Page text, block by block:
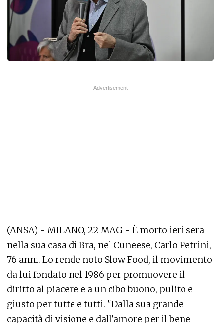
(ANSA) - MILANO, 22 MAG - È morto ieri sera
nella sua casa di Bra, nel Cuneese, Carlo Petrini,
76 anni. Lo rende noto Slow Food, il movimento
da lui fondato nel 1986 per promuovere il
diritto al piacere e a un cibo buono, pulito e
giusto per tutte e tutti. "Dalla sua grande
capacità di visione e dall'amore per il bene